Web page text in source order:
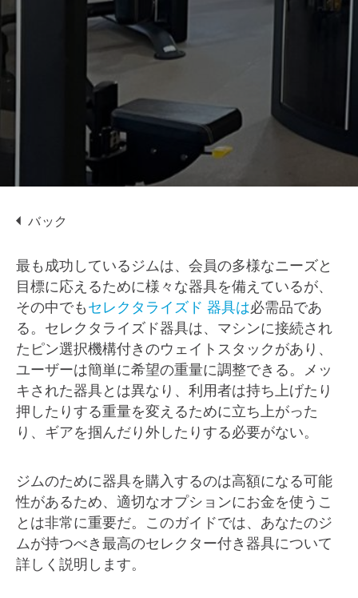
バック
最も成功しているジムは、会員の多様なニーズと
目標に応えるために様々な器具を備えているが、
その中でもセレクタライズド 器具は必需品であ
る。セレクタライズド器具は、マシンに接続され
たピン選択機構付きのウェイトスタックがあり、
ユーザーは簡単に希望の重量に調整できる。メッ
キされた器具とは異なり、利用者は持ち上げたり
押したりする重量を変えるために立ち上がった
り、ギアを掴んだり外したりする必要がない。
ジムのために器具を購入するのは高額になる可能
性があるため、適切なオプションにお金を使うこ
とは非常に重要だ。このガイドでは、あなたのジ
ムが持つべき最高のセレクター付き器具について
詳しく説明します。